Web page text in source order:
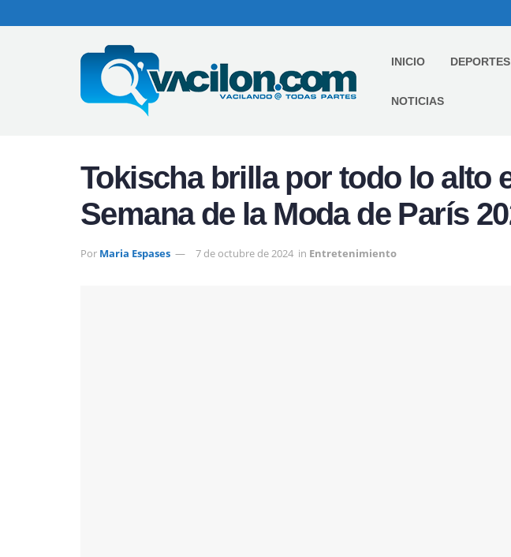
INICIO DEPORTES
NOTICIAS
Tokischa brilla por todo lo alto
Semana de la Moda de París
Por Maria Espases 7 de octubre de 2024 in Entretenimiento